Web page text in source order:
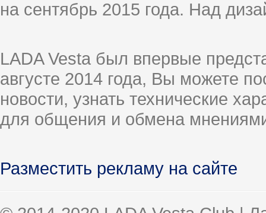
на сентябрь 2015 года. Над
LADA Vesta был впервые
августе 2014 года, Вы можете
новости, узнать технические
для общения и обмена
Разместить рекламу на сайте